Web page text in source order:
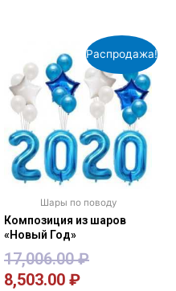
Распродажа!
Шары по поводу
Композиция из шаров
«Новый Год»
17,006.00₽
8,503.00 ₽